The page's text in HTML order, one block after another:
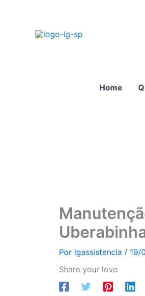
Home
Por lgassistencia / 19/
Share your love